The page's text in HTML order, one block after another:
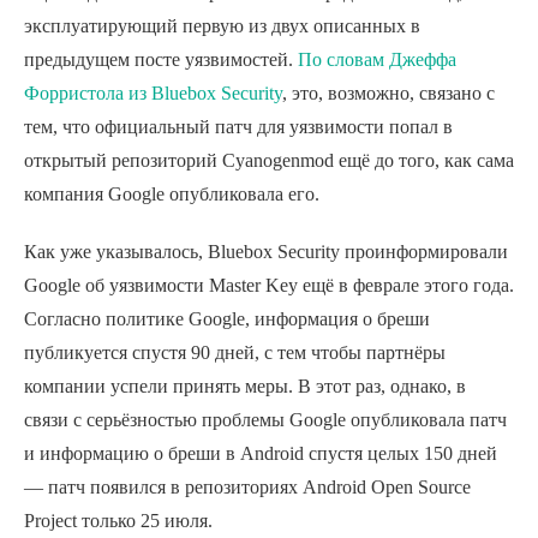
эксплуатирующий первую из двух описанных в
предыдущем посте уязвимостей. По словам Джеффа
Форристола из Bluebox Security, это, возможно, связано с
тем, что официальный патч для уязвимости попал в
открытый репозиторий Cyanogenmod ещё до того, как сама
компания Google опубликовала его.
Как уже указывалось, Bluebox Security проинформировали
Google об уязвимости Master Key ещё в феврале этого года.
Согласно политике Google, информация о бреши
публикуется спустя 90 дней, с тем чтобы партнёры
компании успели принять меры. В этот раз, однако, в
связи с серьёзностью проблемы Google опубликовала патч
и информацию о бреши в Android спустя целых 150 дней
— патч появился в репозиториях Android Open Source
Project только 25 июля.